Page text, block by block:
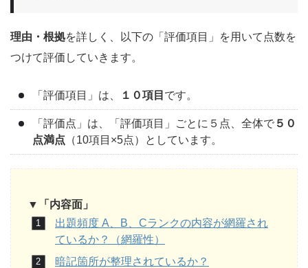
理由・根拠を詳しく、以下の「評価項目」を用いて点数を
つけて評価していきます。
「評価項目」は、 １０項目 です。
「評価点」は、「評価項目」ごとに５点、全体で ５０
点満点 （10項目×5点）としています。
▼「内容面」
出題頻度 A、B、Cランクの内容が網羅され
ているか？（網羅性）
暗記箇所が整理されているか？